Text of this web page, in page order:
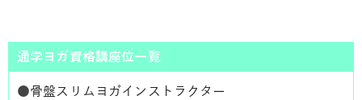
通学ヨガ資格講座位一覧
●骨盤スリムヨガインストラクター